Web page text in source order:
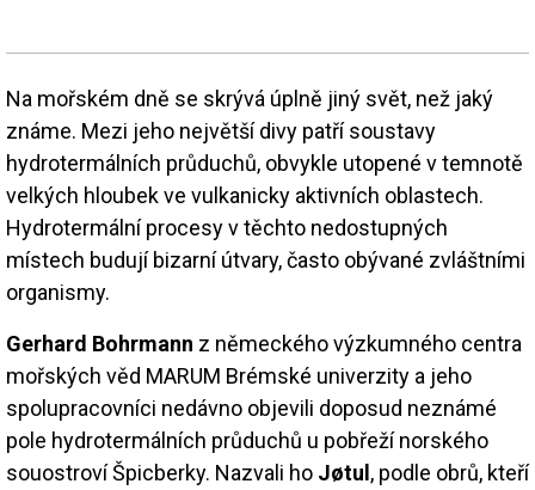
Na mořském dně se skrývá úplně jiný svět, než jaký
známe. Mezi jeho největší divy patří soustavy
hydrotermálních průduchů, obvykle utopené v temnotě
velkých hloubek ve vulkanicky aktivních oblastech.
Hydrotermální procesy v těchto nedostupných
místech budují bizarní útvary, často obývané zvláštními
organismy.
Gerhard Bohrmann z německého výzkumného centra
mořských věd MARUM Brémské univerzity a jeho
spolupracovníci nedávno objevili doposud neznámé
pole hydrotermálních průduchů u pobřeží norského
souostroví Špicberky. Nazvali ho Jøtul, podle obrů, kteří